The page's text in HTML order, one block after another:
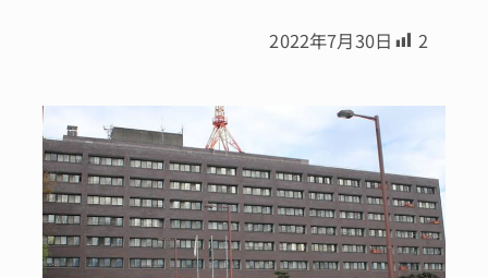
2022年7月30日 2